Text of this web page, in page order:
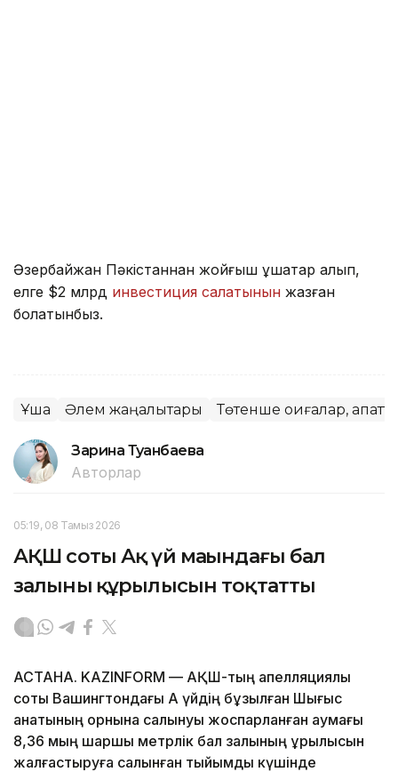
Әзербайжан Пәкістаннан жойғыш ұшақтар алып,
елге $2 млрд инвестиция салатынын жазған
болатынбыз.
Ұшақ Әлем жаңалықтары Төтенше оқиғалар,
Зарина Туғанбаева
Авторлар
05:19, 08 Тамыз 2026
АҚШ соты Ақ үй маңындағы бал
залының құрылысын тоқтатты
АСТАНА. KAZINFORM — АҚШ-тың апелляциялық
соты Вашингтондағы Ақ үйдің бұзылған Шығыс
қанатының орнына салынуы жоспарланған аумағы
8,36 мың шаршы метрлік бал залының құрылысын
жалғастыруға салынған тыйымды күшінде